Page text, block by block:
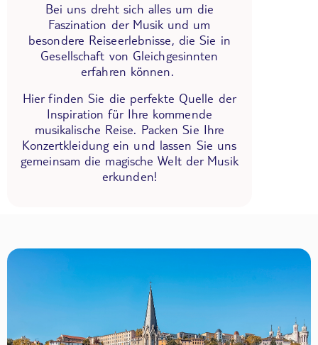
Bei uns dreht sich alles um die
Faszination der Musik und um
besondere Reiseerlebnisse, die Sie in
Gesellschaft von Gleichgesinnten
erfahren können.
Hier finden Sie die perfekte Quelle der
Inspiration für Ihre kommende
musikalische Reise. Packen Sie Ihre
Konzertkleidung ein und lassen Sie uns
gemeinsam die magische Welt der Musik
erkunden!